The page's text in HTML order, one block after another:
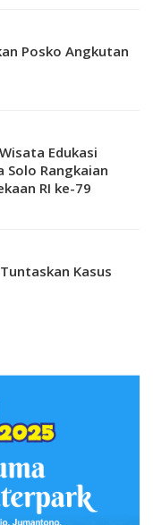
Posko Angkutan
Edukasi
Solo Rangkaian
RI ke-79
Kasus